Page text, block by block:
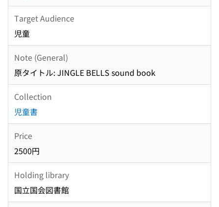
Target Audience
児童
Note (General)
原タイトル: JINGLE BELLS sound book
Collection
児童書
Price
2500円
Holding library
国立国会図書館